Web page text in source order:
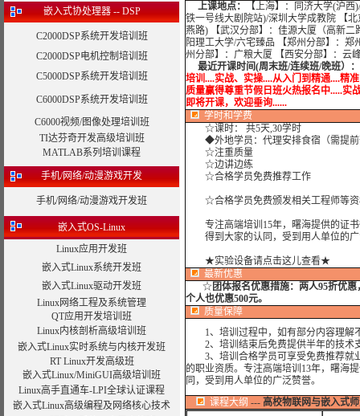
嵌入式协处理器 -- DSP
C2000DSP系统开发培训班
C2000DSP电机控制培训班
C5000DSP系统开发培训班
C6000DSP系统开发培训班
C6000视频/图像处理培训班
TI达芬奇开发高级培训班
MATLAB系列培训课程
手机/网络/动漫游戏开发
手机/网络/动漫游戏开发班
嵌入式OS-Linux
Linux应用开发班
嵌入式Linux系统开发班
嵌入式Linux驱动开发班
Linux网络工程及系统管理
QT应用开发培训班
Linux内核剖析高级培训班
嵌入式Linux实时系统与内核开发班
RT Linux开发高级班
嵌入式Linux/MiniGUI高级培训班
Linux高手直通车-LPI全球认证课程
嵌入式Linux高级编程及网络核心技术
上课地点：
【上海】：同济大学(沪
铁一号线大剧院站)/深圳大学成教院 【
燕路) 【武汉分部】：佳源大厦（高新
阳理工大学/六宅臻品 【郑州分部】：
州分部】：广粮大厦 【西安分部】：云
最近开课时间(周末班/连续班/晚班）：
培训....实战、实操....从入门到精通....精
质量赢得尊重节假日班火热报名中.....实
即将开课，欢迎垂询......
学时和学费
☆课时： 共5天,30学时
◆外地学员：代理安排食宿（需提前
☆注重质量
☆边讲边练
☆合格学员免费推荐工作
☆合格学员免费颁发相关工程师等资
专注高端培训15年，曙海提供的证书
得到大家的认同，受到用人单位的广
★实验设备请点击这儿查看★
最新优惠
☆ 团体报名优惠措施： 两人95折优
个人也优惠500元。
质量保障
1、培训过程中，如有部分内容理解
2、培训结束后免费提供半年的技术
3、培训合格学员可享受免费推荐就
的职业资质。专注高端培训13年，曙海
同，受到用人单位的广泛赞誉。
课程大纲 --- 高校物联网与嵌入式